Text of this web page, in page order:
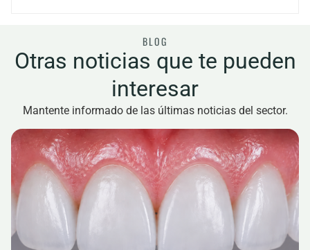
BLOG
Otras noticias que te pueden
interesar
Mantente informado de las últimas noticias del sector.